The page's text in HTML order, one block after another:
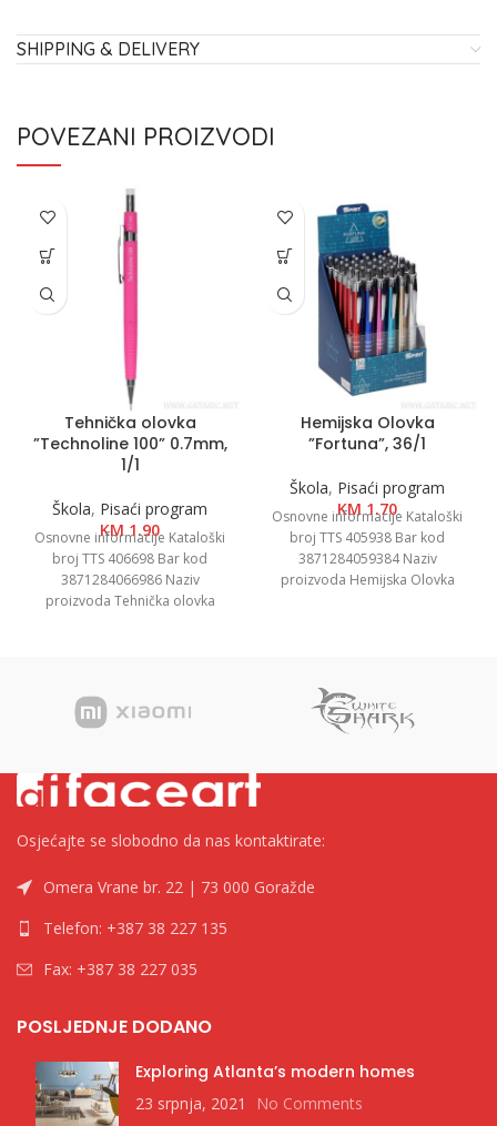
SHIPPING & DELIVERY
POVEZANI PROIZVODI
Tehnička olovka
”Technoline 100” 0.7mm,
1/1
Škola, Pisaći program
KM1.90
Osnovne informacije Kataloški
broj TTS 406698 Bar kod
3871284066986 Naziv
proizvoda Tehnička olovka
Hemijska Olovka
”Fortuna”, 36/1
Škola, Pisaći program
KM1.70
Osnovne informacije Kataloški
broj TTS 405938 Bar kod
3871284059384 Naziv
proizvoda Hemijska Olovka
Osjećajte se slobodno da nas kontaktirate:
Omera Vrane br. 22 | 73 000 Goražde
Telefon: +387 38 227 135
Fax: +387 38 227 035
POSLJEDNJE DODANO
Exploring Atlanta’s modern homes
23 srpnja, 2021 No Comments